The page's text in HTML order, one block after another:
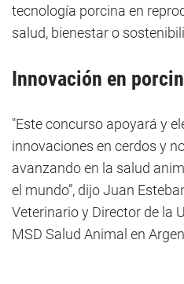
tecnología porcina en
salud, bienestar o
Innovación en
"Este concurso apoyará y
innovaciones en cerdos y
avanzando en la salud
el mundo”, dijo Juan
Veterinario y Director de la
MSD Salud Animal en